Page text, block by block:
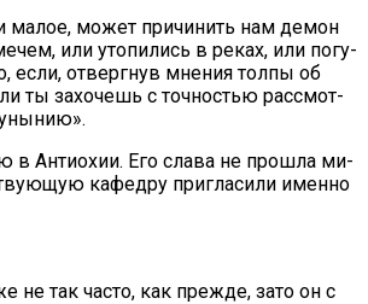
ма­лое, мо­жет при­чи­нить нам де­мон
или уто­пи­лись в ре­ках, или по­гу­
от­верг­нув мне­ния тол­пы об
ты за­хо­чешь с точ­но­стью рас­смот­
в Ан­тио­хии. Его сла­ва не про­шла ми­
ка­фед­ру при­гла­си­ли имен­но
не так ча­сто, как преж­де, за­то он с